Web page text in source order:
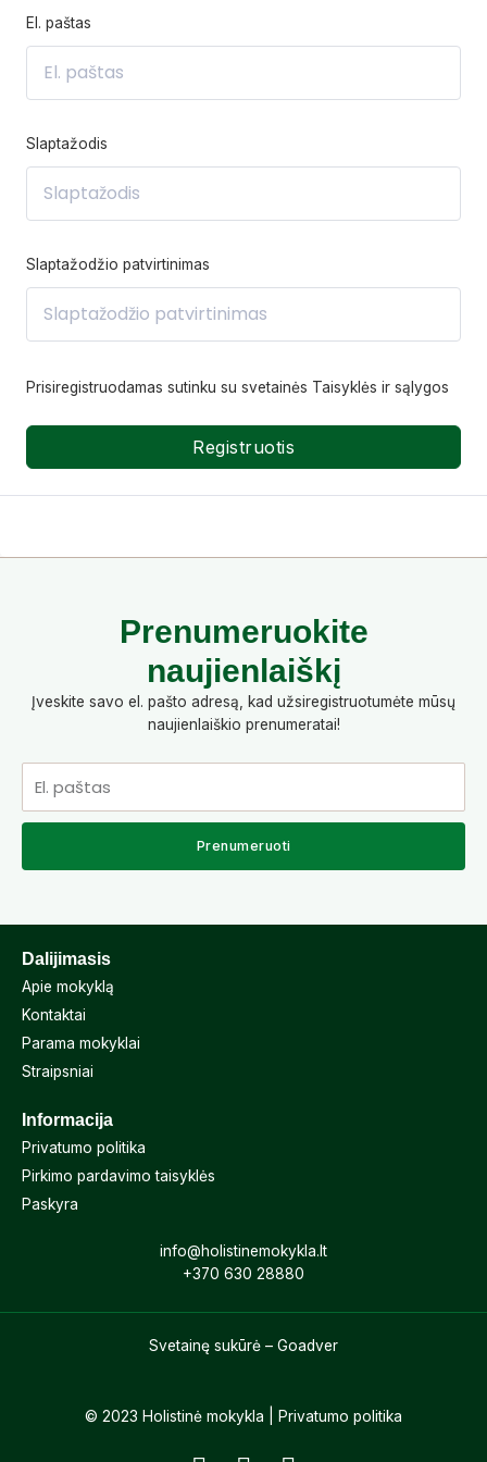
El. paštas
Slaptažodis
Slaptažodžio patvirtinimas
Prisiregistruodamas sutinku su svetainės Taisyklės ir sąlygos
Registruotis
Prenumeruokite
naujienlaiškį
Įveskite savo el. pašto adresą, kad užsiregistruotumėte mūsų
naujienlaiškio prenumeratai!
paštas
Prenumeruoti
info@holistinemokykla.lt
+370 630 28880
Dalijimasis
Apie mokyklą
Kontaktai
Parama mokyklai
Straipsniai
Informacija
Privatumo politika
Pirkimo pardavimo taisyklės
Paskyra
© 2023 Holistinė mokykla | Privatumo politika
Svetainę sukūrė – Goadver